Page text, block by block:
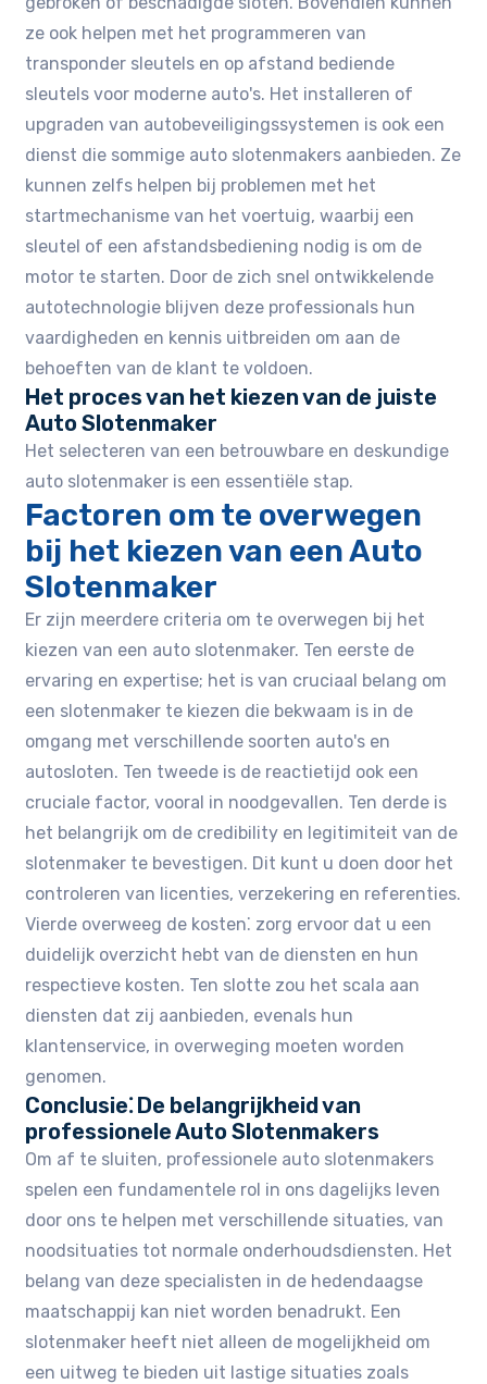
ze ook helpen met het programmeren van
transponder sleutels en op afstand bediende
sleutels voor moderne auto's. Het installeren of
upgraden van autobeveiligingssystemen is ook een
dienst die sommige auto slotenmakers aanbieden. Ze
kunnen zelfs helpen bij problemen met het
startmechanisme van het voertuig, waarbij een
sleutel of een afstandsbediening nodig is om de
motor te starten. Door de zich snel ontwikkelende
autotechnologie blijven deze professionals hun
vaardigheden en kennis uitbreiden om aan de
behoeften van de klant te voldoen.
Het proces van het kiezen van de juiste
Auto Slotenmaker
Het selecteren van een betrouwbare en deskundige
auto slotenmaker is een essentiële stap.
Factoren om te overwegen
bij het kiezen van een Auto
Slotenmaker
Er zijn meerdere criteria om te overwegen bij het
kiezen van een auto slotenmaker. Ten eerste de
ervaring en expertise; het is van cruciaal belang om
een slotenmaker te kiezen die bekwaam is in de
omgang met verschillende soorten auto's en
autosloten. Ten tweede is de reactietijd ook een
cruciale factor, vooral in noodgevallen. Ten derde is
het belangrijk om de credibility en legitimiteit van de
slotenmaker te bevestigen. Dit kunt u doen door het
controleren van licenties, verzekering en referenties.
Vierde overweeg de kosten⁚ zorg ervoor dat u een
duidelijk overzicht hebt van de diensten en hun
respectieve kosten. Ten slotte zou het scala aan
diensten dat zij aanbieden, evenals hun
klantenservice, in overweging moeten worden
genomen.
Conclusie⁚ De belangrijkheid van
professionele Auto Slotenmakers
Om af te sluiten, professionele auto slotenmakers
spelen een fundamentele rol in ons dagelijks leven
door ons te helpen met verschillende situaties, van
noodsituaties tot normale onderhoudsdiensten. Het
belang van deze specialisten in de hedendaagse
maatschappij kan niet worden benadrukt. Een
slotenmaker heeft niet alleen de mogelijkheid om
een uitweg te bieden uit lastige situaties zoals